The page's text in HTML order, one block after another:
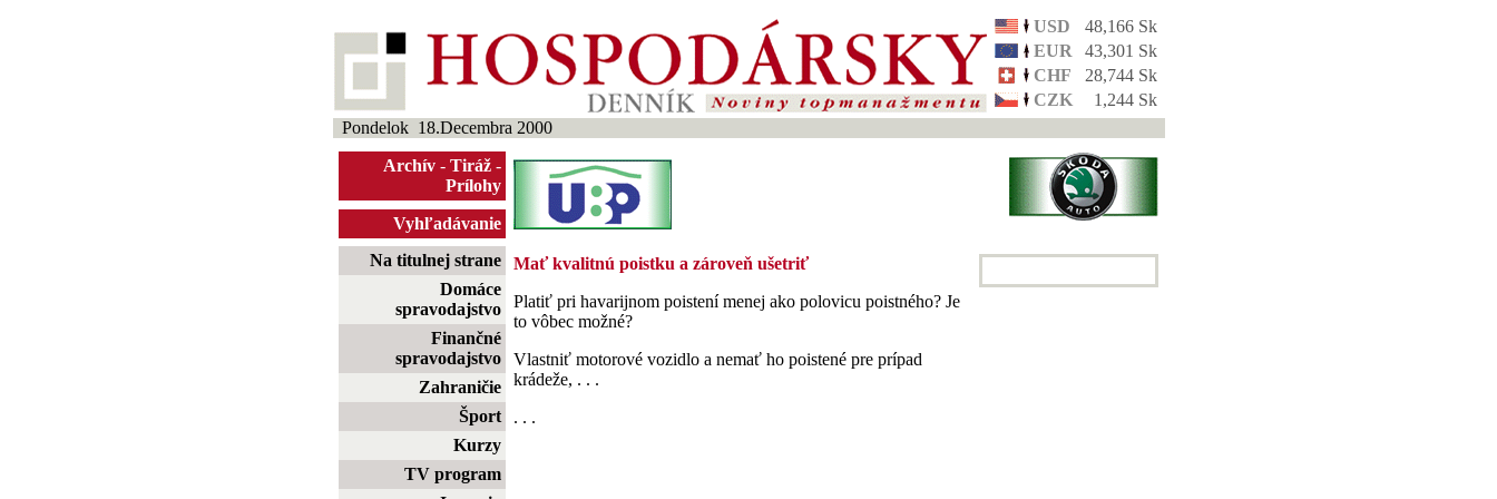
USD
48,166 Sk
EUR
43,301 Sk
CHF
28,744 Sk
CZK
1,244 Sk
Pondelok 18.Decembra 2000
Archív - Tiráž -
Prílohy
Vyhľadávanie
Na titulnej strane
Domáce
spravodajstvo
Finančné
spravodajstvo
Zahraničie
Šport
Kurzy
TV program
Mať kvalitnú poistku a zároveň ušetriť
Platiť pri havarijnom poistení menej ako polovicu poistného? Je
to vôbec možné?
Vlastniť motorové vozidlo a nemať ho poistené pre prípad
krádeže, . . .
. . .